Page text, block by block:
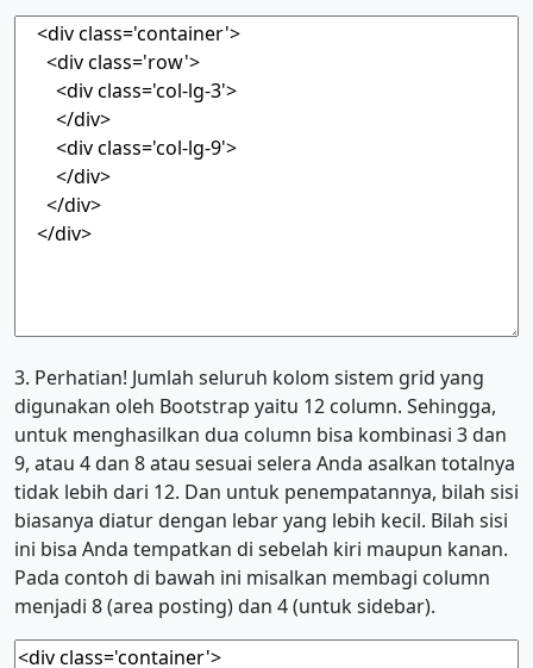
3. Perhatian! Jumlah seluruh kolom sistem grid yang
digunakan oleh Bootstrap yaitu 12 column. Sehingga,
untuk menghasilkan dua column bisa kombinasi 3 dan
9, atau 4 dan 8 atau sesuai selera Anda asalkan totalnya
tidak lebih dari 12. Dan untuk penempatannya, bilah sisi
biasanya diatur dengan lebar yang lebih kecil. Bilah sisi
ini bisa Anda tempatkan di sebelah kiri maupun kanan.
Pada contoh di bawah ini misalkan membagi column
menjadi 8 (area posting) dan 4 (untuk sidebar).